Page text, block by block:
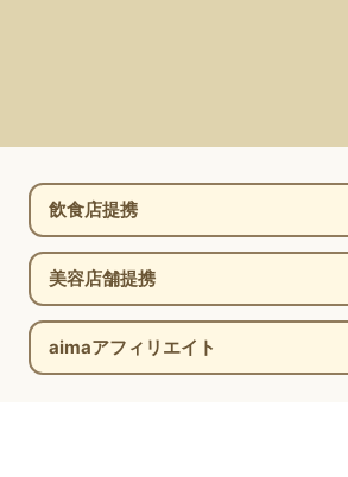
飲食店提携
美容店舗提携
aimaアフィリエイト